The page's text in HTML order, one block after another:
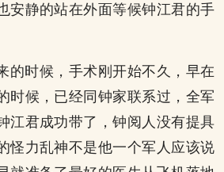
安静的站在外面等候钟江君的手
的时候，手术刚开始不久，早在
时候，已经同钟家联系过，全军
江君成功带了，钟阅人没有提具
怪力乱神不是他一个军人应该说